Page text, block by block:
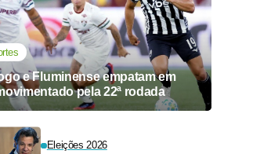
e Fluminense empatam em
pela 22ª rodada
Eleições 2026